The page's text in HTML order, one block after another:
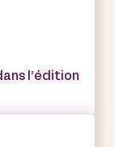
l’édition